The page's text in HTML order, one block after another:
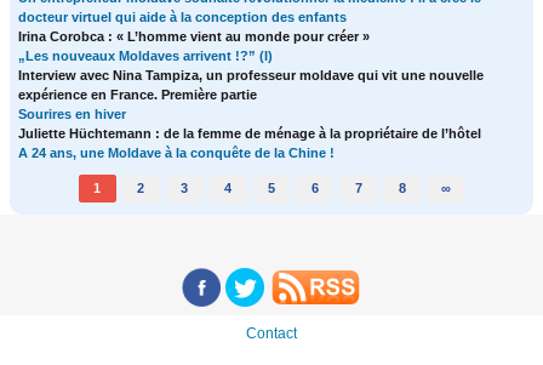
docteur virtuel qui aide à la conception des enfants
Irina Corobca : « L’homme vient au monde pour créer »
„Les nouveaux Moldaves arrivent !?” (I)
Interview avec Nina Tampiza, un professeur moldave qui vit une nouvelle
expérience en France. Première partie
Sourires en hiver
Juliette Hüchtemann : de la femme de ménage à la propriétaire de l’hôtel
A 24 ans, une Moldave à la conquête de la Chine !
1 2 3 4 5 6 7 8 ∞
Contact